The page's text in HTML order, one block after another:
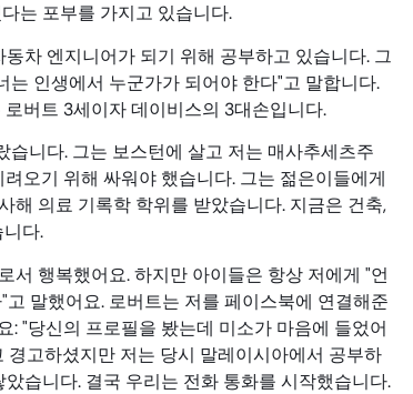
는 포부를 가지고 있습니다.
차 엔지니어가 되기 위해 공부하고 있습니다. 그
인생에서 누군가가 되어야 한다"고 말합니다.
버트 3세이자 데이비스의 3대손입니다.
니다. 그는 보스턴에 살고 저는 매사추세츠주
오기 위해 싸워야 했습니다. 그는 젊은이들에게
해 의료 기록학 학위를 받았습니다. 지금은 건축,
다.
서 행복했어요. 하지만 아이들은 항상 저에게 "언
말했어요. 로버트는 저를 페이스북에 연결해준
"당신의 프로필을 봤는데 미소가 마음에 들었어
고하셨지만 저는 당시 말레이시아에서 공부하
습니다. 결국 우리는 전화 통화를 시작했습니다.